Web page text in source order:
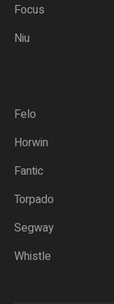
Focus
Niu
Felo
Horwin
Fantic
Torpado
Segway
Whistle